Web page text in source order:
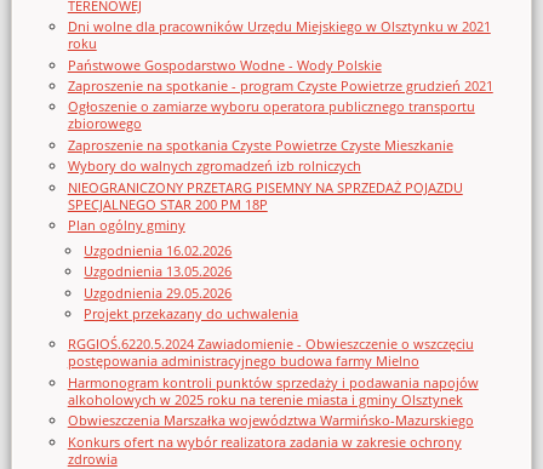
TERENOWEJ
Dni wolne dla pracowników Urzędu Miejskiego w Olsztynku w 2021
roku
Państwowe Gospodarstwo Wodne - Wody Polskie
Zaproszenie na spotkanie - program Czyste Powietrze grudzień 2021
Ogłoszenie o zamiarze wyboru operatora publicznego transportu
zbiorowego
Zaproszenie na spotkania Czyste Powietrze Czyste Mieszkanie
Wybory do walnych zgromadzeń izb rolniczych
NIEOGRANICZONY PRZETARG PISEMNY NA SPRZEDAŻ POJAZDU
SPECJALNEGO STAR 200 PM 18P
Plan ogólny gminy
Uzgodnienia 16.02.2026
Uzgodnienia 13.05.2026
Uzgodnienia 29.05.2026
Projekt przekazany do uchwalenia
RGGIOŚ.6220.5.2024 Zawiadomienie - Obwieszczenie o wszczęciu
postępowania administracyjnego budowa farmy Mielno
Harmonogram kontroli punktów sprzedaży i podawania napojów
alkoholowych w 2025 roku na terenie miasta i gminy Olsztynek
Obwieszczenia Marszałka województwa Warmińsko-Mazurskiego
Konkurs ofert na wybór realizatora zadania w zakresie ochrony
zdrowia